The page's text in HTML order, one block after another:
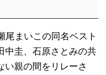
尾まいこの同名ベスト
中圭、石原さとみの共
い親の間をリレーさ